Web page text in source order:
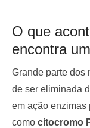
O que
encontra
Grande parte dos
de ser eliminada
em ação enzimas
como citocromo